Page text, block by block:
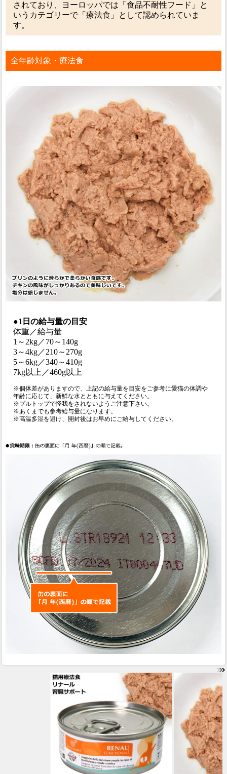
されており、ヨーロッパでは「食品不耐性フード」と
いうカテゴリーで「療法食」として認められていま
す。
全年齢対象・療法食
●1日の給与量の目安
体重／給与量
1～2kg／70～140g
3～4kg／210～270g
5～6kg／340～410g
7kg以上／460g以上
※個体差がありますので、上記の給与量を目安をご参考に愛猫の体調や
年齢に応じて、新鮮な水とともに与えてください。
※プルトップで怪我をされないようご注意下さい。
※あくまでも参考給与量になります。
※高温多湿を避け、開封後はお早めにご給与してください。